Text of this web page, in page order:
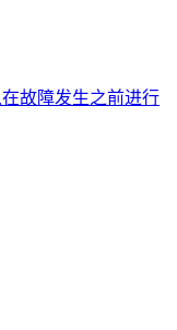
故障发生之前进行